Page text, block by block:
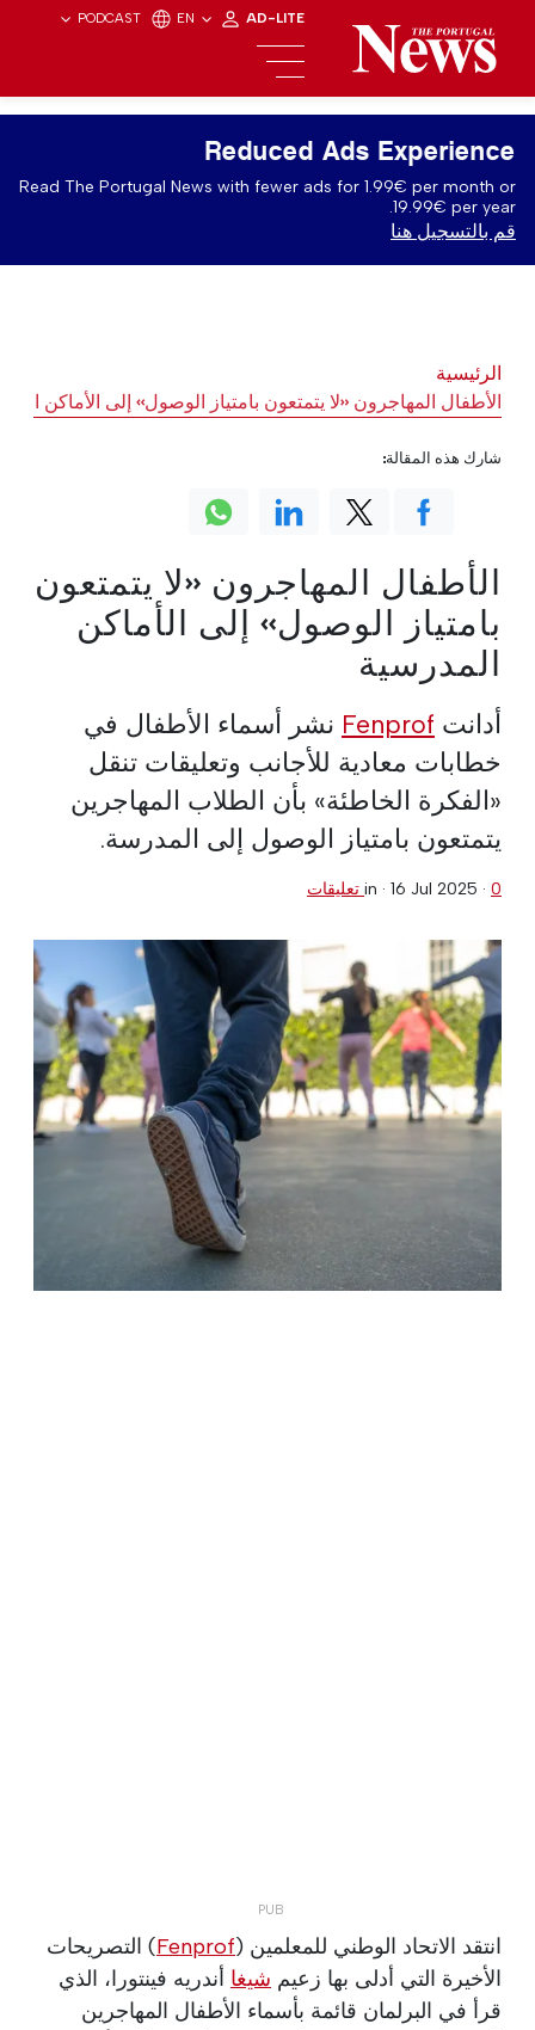
PODCAST EN AD-LITE
Reduced Ads Experience
Read The Portugal News with fewer ads for 1.99€ per month or
19.99€ per year.
قم بالتسجيل هنا
الرئيسية
الأطفال المهاجرون «لا يتمتعون بامتياز الوصول» إلى الأماكن
الأطفال المهاجرون «لا يتمتعون
بامتياز الوصول» إلى الأماكن
المدرسية
أدانت Fenprof نشر أسماء الأطفال في
خطابات معادية للأجانب وتعليقات تنقل
«الفكرة الخاطئة» بأن الطلاب المهاجرين
يتمتعون بامتياز الوصول إلى المدرسة.
in · 16 Jul 2025 · 0 تعليقات
انتقد الاتحاد الوطني للمعلمين (Fenprof) التصريحات
الأخيرة التي أدلى بها زعيم شيغا أندريه فينتورا، الذي
قرأ في البرلمان قائمة بأسماء الأطفال المهاجرين
شارك هذه المقالة: